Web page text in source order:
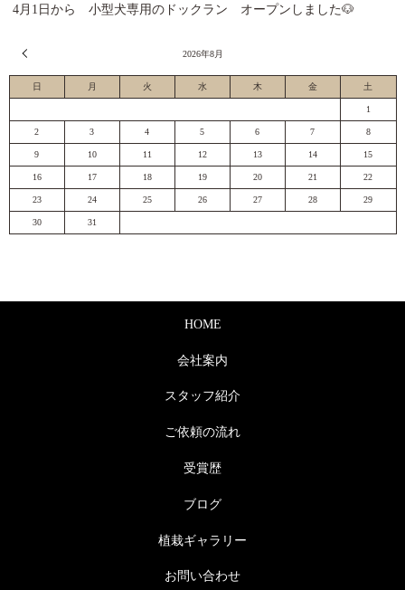
4月1日から 小型犬専用のドックラン オープンしました🐶
2026年8月
日 月 火 水 木 金 土
1
2 3 4 5 6 7 8
9 10 11 12 13 14 15
16 17 18 19 20 21 22
23 24 25 26 27 28 29
30 31
HOME
会社案内
スタッフ紹介
ご依頼の流れ
受賞歴
ブログ
植栽ギャラリー
お問い合わせ